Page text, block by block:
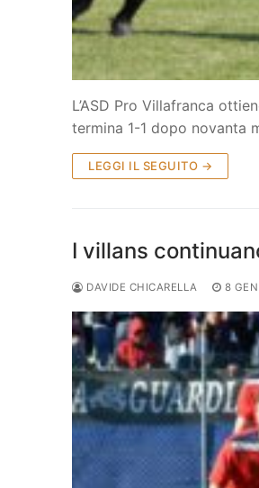
L’ASD Pro Villafranca
termina 1-1 dopo novanta
LEGGI IL SEGUITO →
I villans
DAVIDE CHICARELLA 8